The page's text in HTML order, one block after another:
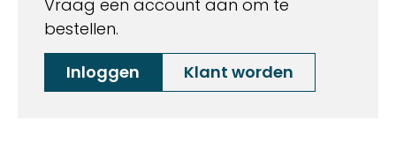
Vraag een account aan om te
bestellen.
Inloggen
Klant worden